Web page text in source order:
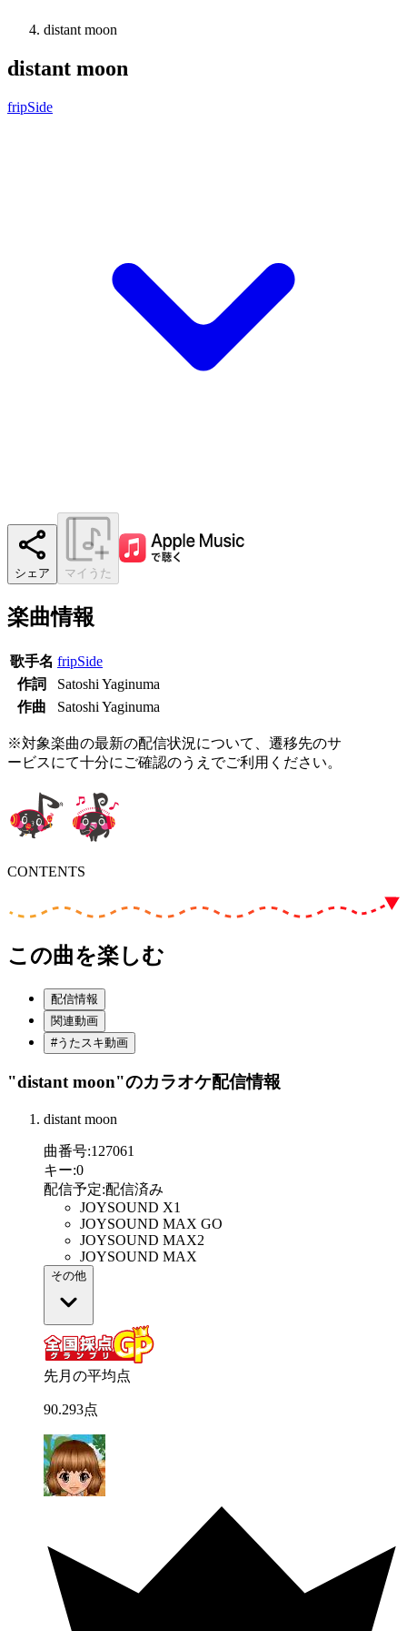
distant moon
distant moon
fripSide
シェア マイうた
楽曲情報
歌手名 fripSide
作詞
Satoshi Yaginuma
作曲
Satoshi Yaginuma
※対象楽曲の最新の配信状況について、遷移先のサ
ービスにて十分にご確認のうえでご利用ください。
CONTENTS
この曲を楽しむ
配信情報
関連動画
#うたスキ動画
"distant moon"のカラオケ配信情報
distant moon
曲番号:127061
キー:0
配信予定:配信済み
JOYSOUND X1
JOYSOUND MAX GO
JOYSOUND MAX2
JOYSOUND MAX
その他
先月の平均点
90.293点